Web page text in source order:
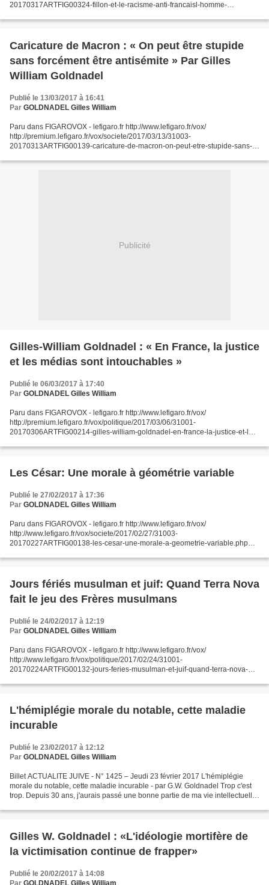
20170317ARTFIG00324-fillon-et-le-racisme-anti-francaisl-homme-
FIGAROVOX Publié...
Caricature de Macron : « On peut être stupide
sans forcément être antisémite » Par Gilles
William Goldnadel
Publié le 13/03/2017 à 16:41
Par GOLDNADEL Gilles William
Paru dans FIGAROVOX - lefigaro.fr http://www.lefigaro.fr/vox/
http://premium.lefigaro.fr/vox/societe/2017/03/13/31003-
20170313ARTFIG00139-caricature-de-macron-on-peut-etre-stupide-sans-
Caricature...
Publicité
Gilles-William Goldnadel : « En France, la justice
et les médias sont intouchables »
Publié le 06/03/2017 à 17:40
Par GOLDNADEL Gilles William
Paru dans FIGAROVOX - lefigaro.fr http://www.lefigaro.fr/vox/
http://premium.lefigaro.fr/vox/politique/2017/03/06/31001-
20170306ARTFIG00214-gilles-william-goldnadel-en-france-la-justice-et-les-
Les César: Une morale à géométrie variable
Publié le 27/02/2017 à 17:36
Par GOLDNADEL Gilles William
Paru dans FIGAROVOX - lefigaro.fr http://www.lefigaro.fr/vox/
http://www.lefigaro.fr/vox/societe/2017/02/27/31003-
20170227ARTFIG00138-les-cesar-une-morale-a-geometrie-variable.php
variable...
Jours fériés musulman et juif: Quand Terra Nova
fait le jeu des Frères musulmans
Publié le 24/02/2017 à 12:19
Par GOLDNADEL Gilles William
Paru dans FIGAROVOX - lefigaro.fr http://www.lefigaro.fr/vox/
http://www.lefigaro.fr/vox/politique/2017/02/24/31001-
20170224ARTFIG00132-jours-feries-musulman-et-juif-quand-terra-nova-
L'hémiplégie morale du notable, cette maladie
incurable
Publié le 23/02/2017 à 12:12
Par GOLDNADEL Gilles William
Billet ACTUALITE JUIVE - N° 1425 – Jeudi 23 février 2017 L'hémiplégie
morale du notable, cette maladie incurable - par G.W. Goldnadel Trop c'est
trop. Depuis 30 ans, j'aurais passé une bonne partie de ma vie intellectuelle
Gilles W. Goldnadel : «L'idéologie mortifère de
la victimisation continue de frapper»
Publié le 20/02/2017 à 14:08
Par GOLDNADEL Gilles William